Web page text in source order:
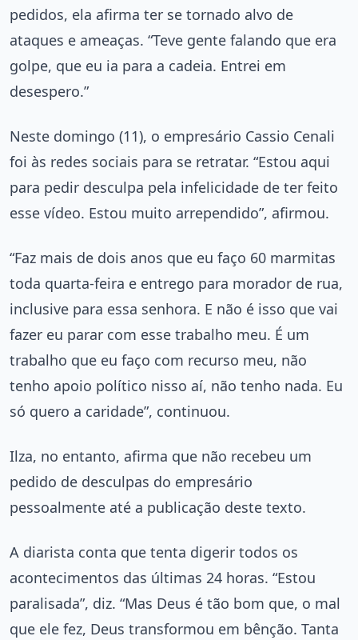
pedidos, ela afirma ter se tornado alvo de
ataques e ameaças. “Teve gente falando que era
golpe, que eu ia para a cadeia. Entrei em
desespero.”
Neste domingo (11), o empresário Cassio Cenali
foi às redes sociais para se retratar. “Estou aqui
para pedir desculpa pela infelicidade de ter feito
esse vídeo. Estou muito arrependido”, afirmou.
“Faz mais de dois anos que eu faço 60 marmitas
toda quarta-feira e entrego para morador de rua,
inclusive para essa senhora. E não é isso que vai
fazer eu parar com esse trabalho meu. É um
trabalho que eu faço com recurso meu, não
tenho apoio político nisso aí, não tenho nada. Eu
só quero a caridade”, continuou.
Ilza, no entanto, afirma que não recebeu um
pedido de desculpas do empresário
pessoalmente até a publicação deste texto.
A diarista conta que tenta digerir todos os
acontecimentos das últimas 24 horas. “Estou
paralisada”, diz. “Mas Deus é tão bom que, o mal
que ele fez, Deus transformou em bênção. Tanta